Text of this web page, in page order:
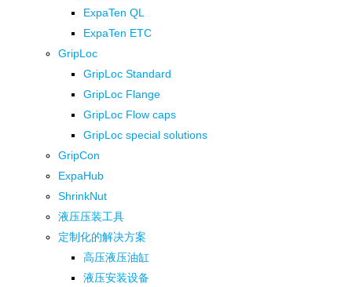
ExpaTen QL
ExpaTen ETC
GripLoc
GripLoc Standard
GripLoc Flange
GripLoc Flow caps
GripLoc special solutions
GripCon
ExpaHub
ShrinkNut
液压压装工具
定制化的解决方案
高压液压油缸
液压安装设备